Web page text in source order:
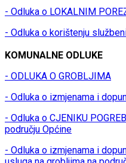
- Odluka o LOKALNIM
- Odluka o korištenju
KOMUNALNE ODLUKE
- ODLUKA O GROBLJIMA
- Odluka o izmjenama i
- Odluka o CJENIKU
području Općine
- Odluka o izmjenama i